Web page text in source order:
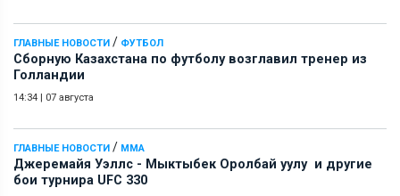
ГЛАВНЫЕ НОВОСТИ / ФУТБОЛ
Сборную Казахстана по футболу возглавил тренер из
Голландии
14:34 | 07 августа
ГЛАВНЫЕ НОВОСТИ / ММА
Джеремайя Уэллс - Мыктыбек Оролбай уулу и другие
бои турнира UFC 330